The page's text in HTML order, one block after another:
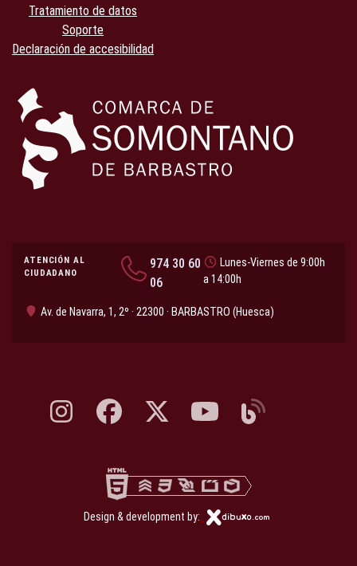
Tratamiento de datos
Soporte
Declaración de accesibilidad
ATENCIÓN AL
CIUDADANO
974 30 60
06
Lunes-Viernes de 9:00h
a 14:00h
Av. de Navarra, 1, 2º · 22300 · BARBASTRO (Huesca)
Instagram, abre en nueva pestaña
Facebook, abre en nueva pestaña
X, antes Twitter, abre en nueva pestaña
YouTube, abre en nueva
Blog, abre en nueva
Design & development by: